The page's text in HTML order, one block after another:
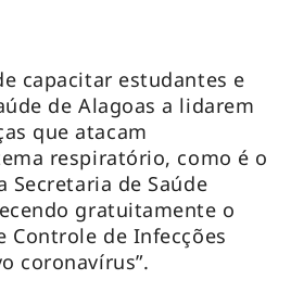
capacitar estudantes e
de Alagoas a lidarem
que atacam
respiratório, como é o
Secretaria de Saúde
gratuitamente o
Controle de Infecções
coronavírus”.